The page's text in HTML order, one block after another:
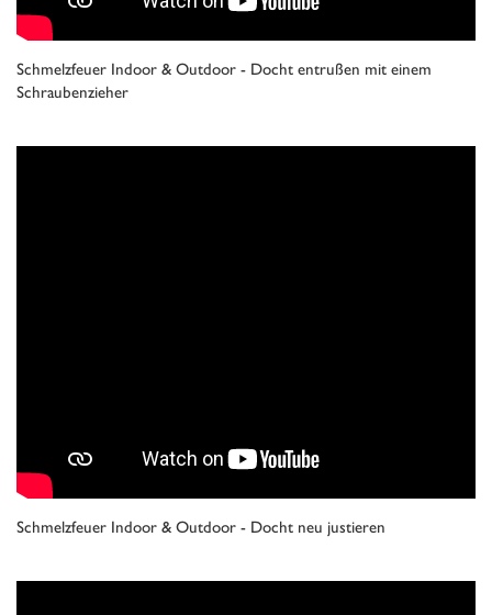
Schmelzfeuer Indoor & Outdoor - Docht entrußen mit einem
Schraubenzieher
Schmelzfeuer Indoor & Outdoor - Docht neu justieren